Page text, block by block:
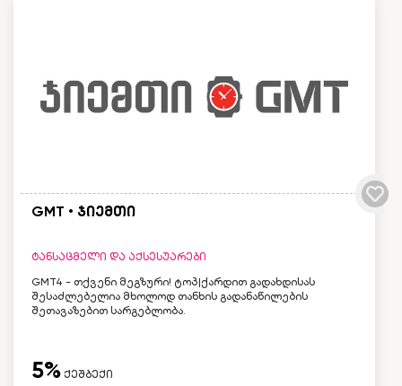
GMT • ჯიემთი
ტანსაცმელი და აქსესუარები
GMT4 - თქვენი მეგზური! ტოპ|ქარდით გადახდისას
შესაძლებელია მხოლოდ თანხის გადანაწილების
შეთავაზებით სარგებლობა.
5% ქეშბექი